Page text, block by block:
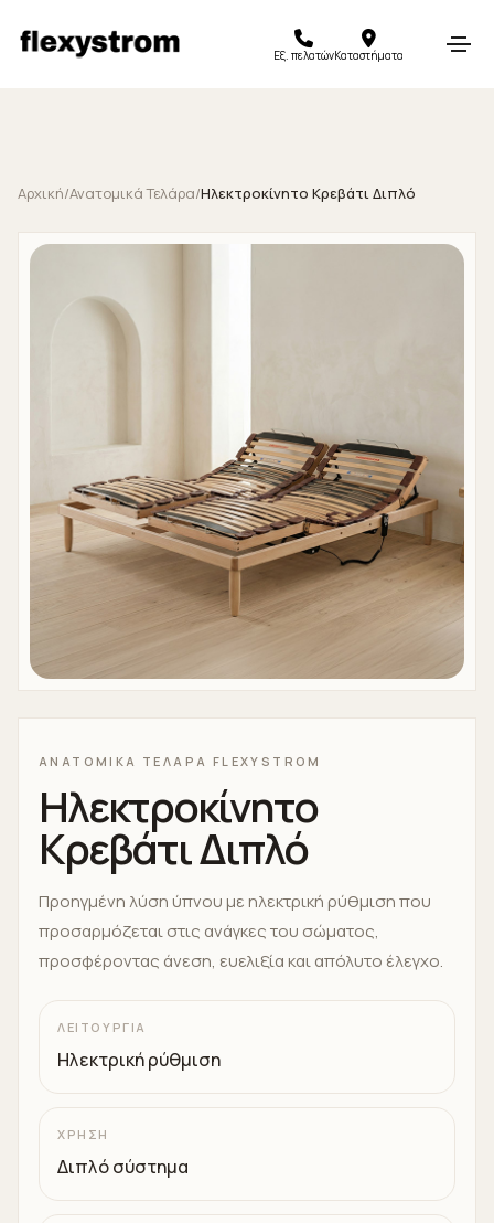
Εξ. πελατώνΚαταστήματα
Αρχική/Ανατομικά Τελάρα/Ηλεκτροκίνητο Κρεβάτι Διπλό
ΑΝΑΤΟΜΙΚΑ ΤΕΛΑΡΑ FLEXYSTROM
Ηλεκτροκίνητο
Κρεβάτι Διπλό
Προηγμένη λύση ύπνου με ηλεκτρική ρύθμιση που
προσαρμόζεται στις ανάγκες του σώματος,
προσφέροντας άνεση, ευελιξία και απόλυτο έλεγχο.
ΛΕΙΤΟΥΡΓΊΑ
Ηλεκτρική ρύθμιση
ΧΡΉΣΗ
Διπλό σύστημα